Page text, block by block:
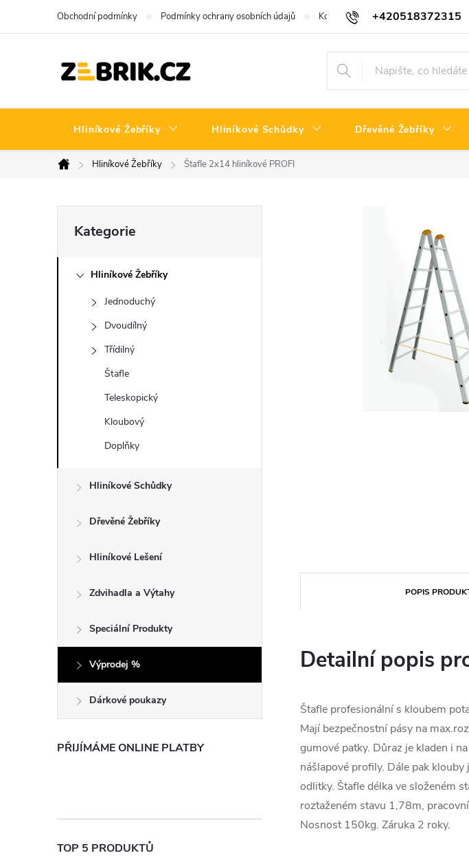
+420518372315
Obchodní podmínky Podmínky ochrany osobních údajů Kontakty Reklamační řád
Hliníkové Žebříky Hliníkové Schůdky Dřevěné Žebříky
Domů
Hliníkové Žebříky Štafle 2x14 hliníkové PROFI
o
n
kategorie
Kategorie
Hliníkové Žebříky
Jednoduchý
Dvoudílný
Třídilný
Štafle
Teleskopický
Kloubový
Doplňky
Hliníkové Schůdky
Dřevěné Žebříky
Hliníkové Lešení
Zdvihadla a Výtahy
Speciální Produkty
Výprodej %
Dárkové poukazy
PŘIJÍMÁME ONLINE PLATBY
TOP 5 PRODUKTŮ
POPIS
Detailní popis
Štafle profesionální s kloubem
Mají bezpečnostní pásy na
gumové patky. Důraz je kladen i
nášlapové profily. Dále pak
odlitky. Štafle délka ve složeném
roztaženém stavu 1,78m,
Nosnost 150kg. Záruka 2 roky.